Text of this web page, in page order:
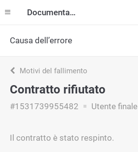
Documentazione
Causa dell’errore
Motivi del fallimento
Contratto rifiutato
#1531739955482 Utente finale
Il contratto è stato respinto.